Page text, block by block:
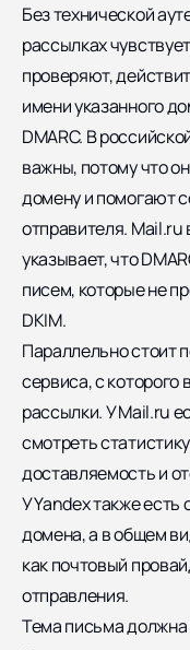
Без технической
рассылках
проверяют,
имени указанного
DMARC. В
важны, потому что
домену и помогают
отправителя.
указывает, что
писем, которые не
DKIM.
Параллельно стоит
сервиса, с которого
рассылки. У Mail.ru
смотреть
доставляемость и
У Yandex также
домена, а в общем
как почтовый
отправления.
Тема письма